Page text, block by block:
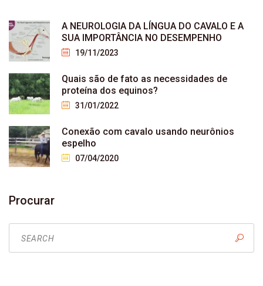
A NEUROLOGIA DA LÍNGUA DO CAVALO E A
SUA IMPORTÂNCIA NO DESEMPENHO
19/11/2023
Quais são de fato as necessidades de
proteína dos equinos?
31/01/2022
Conexão com cavalo usando neurônios
espelho
07/04/2020
Procurar